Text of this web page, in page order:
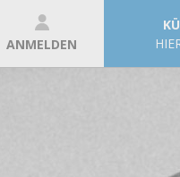
ANMELDEN